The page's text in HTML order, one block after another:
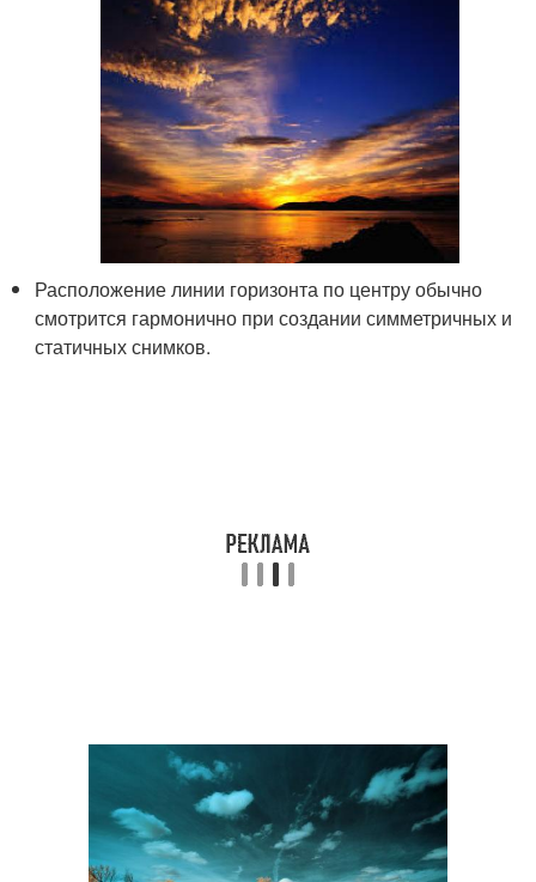
Расположение линии горизонта по центру обычно
смотрится гармонично при создании симметричных и
статичных снимков.